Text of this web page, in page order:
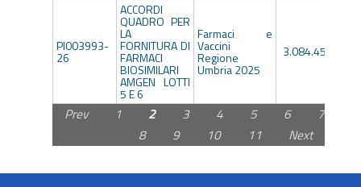
PI003993-
26
ACCORDI
QUADRO PER
LA
FORNITURA DI
FARMACI
BIOSIMILARI
AMGEN LOTTI
5 E 6
Farmaci e
Vaccini
Regione
Umbria 2025
3.084.459,00€
Prev 1 2 3 4 5 6
7
8
9 10 11 Next